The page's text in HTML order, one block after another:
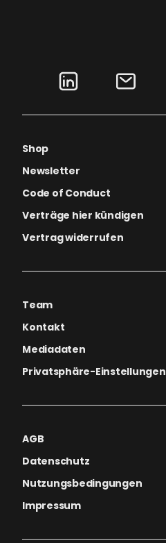
Shop
Newsletter
Code of Conduct
Verträge hier kündigen
Vertrag widerrufen
Team
Kontakt
Mediadaten
Privatsphäre-Einstellungen
AGB
Datenschutz
Nutzungsbedingungen
Impressum